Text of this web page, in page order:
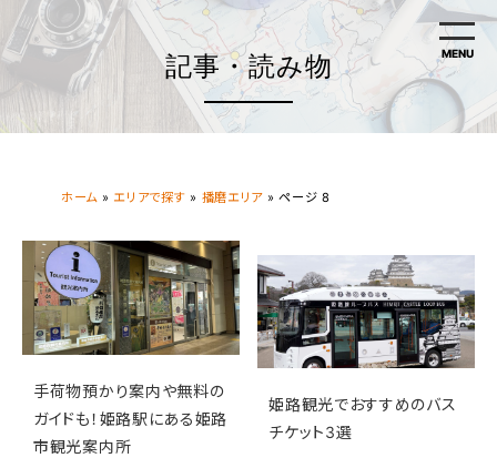
記事・読み物
ホーム » エリアで探す » 播磨エリア »ページ 8
手荷物預かり案内や無料の
ガイドも！姫路駅にある姫路
市観光案内所
姫路観光でおすすめのバス
チケット3選
MENU